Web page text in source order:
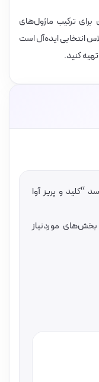
برای ترکیب ماژول‌های
انتخابی ایده‌آل است
کنید.
“کلید و پریز آوا
بخش‌های موردنیاز